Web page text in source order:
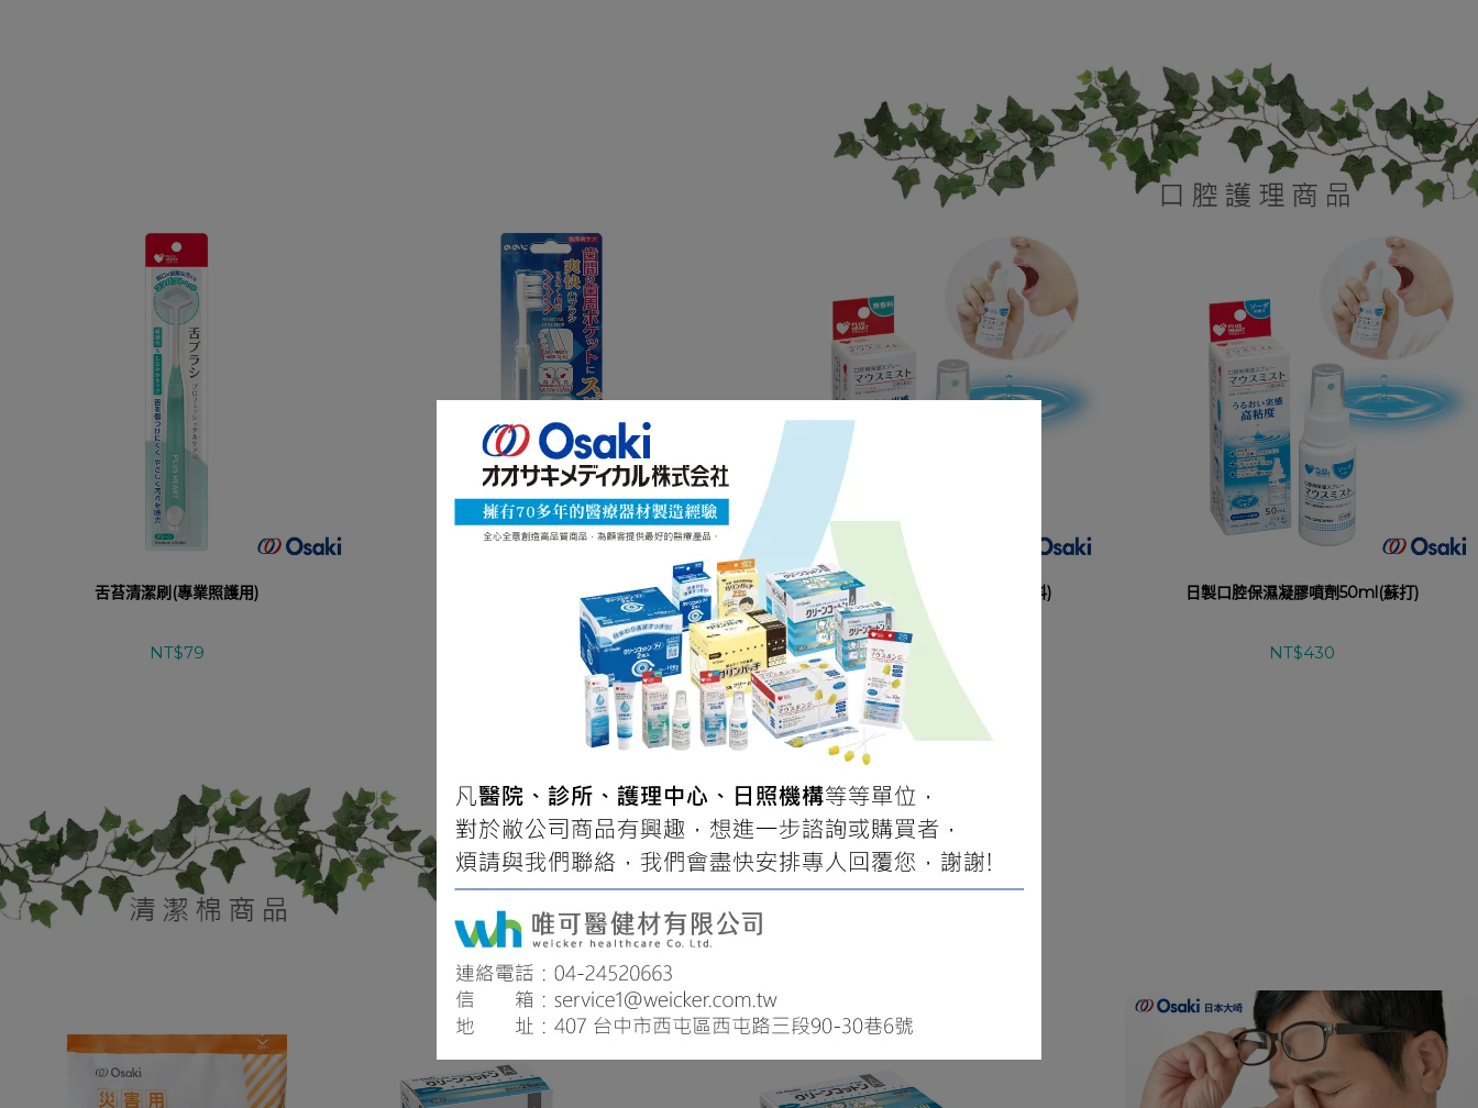
舌苔清潔刷(專業照護用)
NT$79
爽快潔淨牙刷(替換式刷頭)
NT$350
日製口腔保濕凝膠噴劑50ml(無香料)
NT$430
日製口腔保濕凝膠噴劑50ml(蘇打)
NT$430